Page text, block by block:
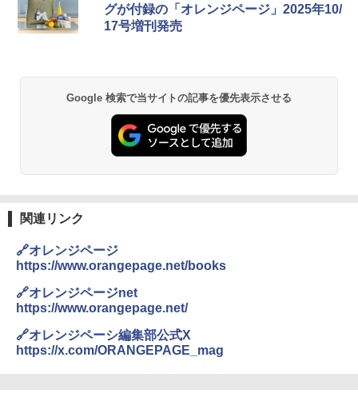
グが付録の「オレンジページ」2025年10/
17号増刊発売
Google 検索で当サイトの記事を優先表示させる
関連リンク
🔗オレンジページ
https://www.orangepage.net/books
🔗オレンジページnet
https://www.orangepage.net/
🔗オレンジペーシ編集部公式X
https://x.com/ORANGEPAGE_mag